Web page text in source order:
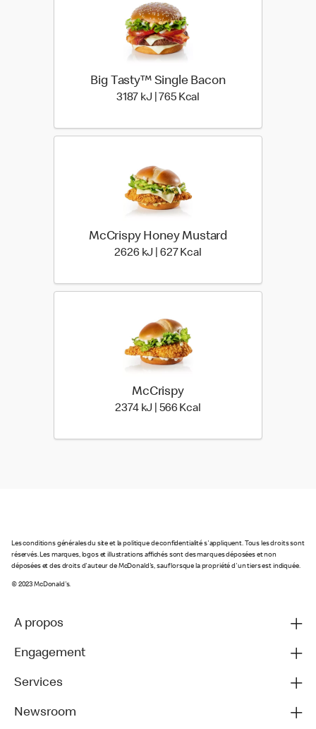
Big Tasty™ Single Bacon
3187 kJ | 765 Kcal
McCrispy Honey Mustard
2626 kJ | 627 Kcal
McCrispy
2374 kJ | 566 Kcal
Les conditions générales du site et la politique de confidentialité s'appliquent. Tous les droits sont
réservés. Les marques, logos et illustrations affichés sont des marques déposées et non
déposées et des droits d'auteur de McDonald's, sauf lorsque la propriété d'un tiers est indiquée.
© 2023 McDonald's.
A propos
Engagement
Services
Newsroom